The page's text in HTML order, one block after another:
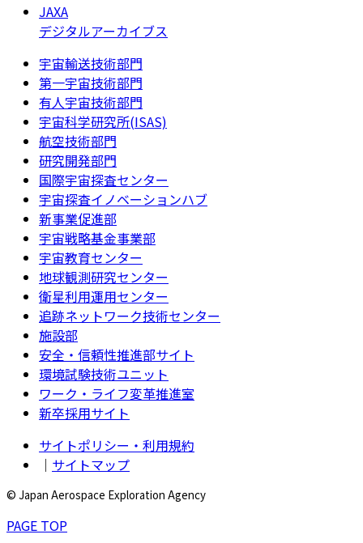
JAXA
デジタルアーカイブス
宇宙輸送技術部門
第一宇宙技術部門
有人宇宙技術部門
宇宙科学研究所(ISAS)
航空技術部門
研究開発部門
国際宇宙探査センター
宇宙探査イノベーションハブ
新事業促進部
宇宙戦略基金事業部
宇宙教育センター
地球観測研究センター
衛星利用運用センター
追跡ネットワーク技術センター
施設部
安全・信頼性推進部サイト
環境試験技術ユニット
ワーク・ライフ変革推進室
新卒採用サイト
サイトポリシー・利用規約
｜ サイトマップ
© Japan Aerospace Exploration Agency
PAGE TOP